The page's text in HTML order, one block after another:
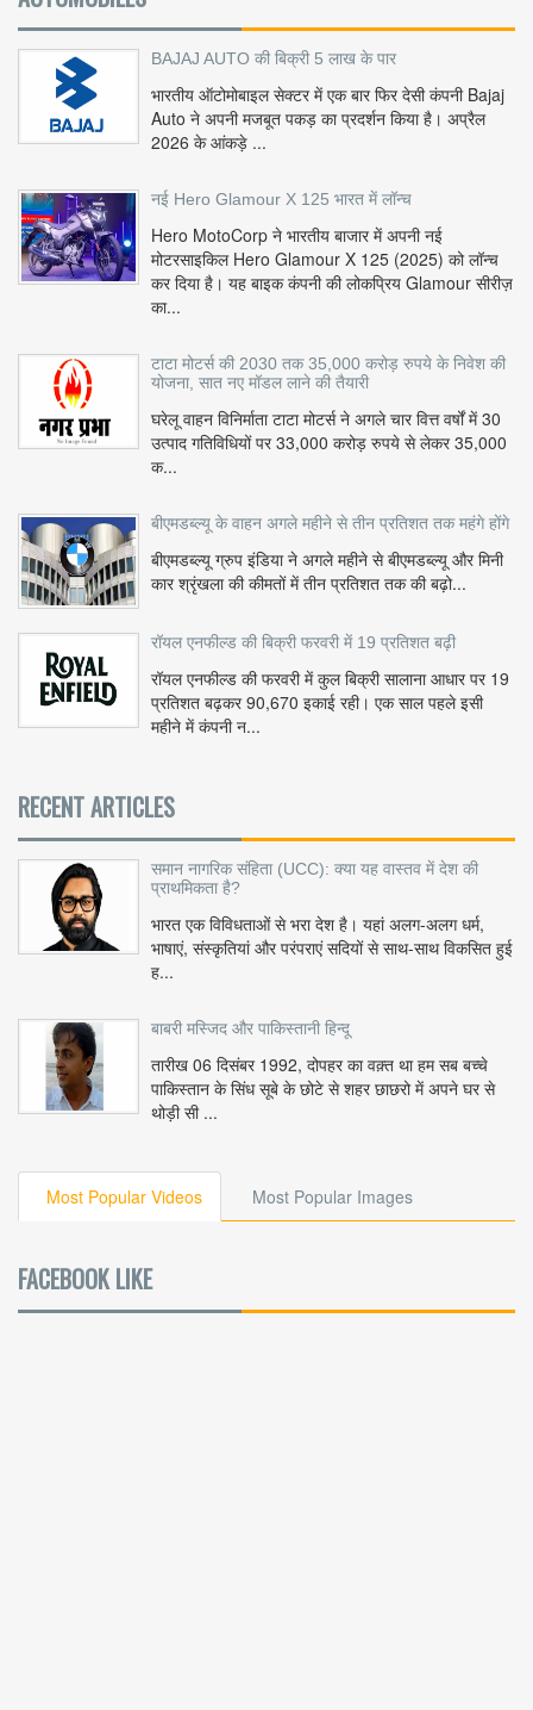
BAJAJ AUTO की बिक्री 5 लाख के पार
भारतीय ऑटोमोबाइल सेक्टर में एक बार फिर देसी कंपनी Bajaj
Auto ने अपनी मजबूत पकड़ का प्रदर्शन किया है। अप्रैल
2026 के आंकड़े ...
नई Hero Glamour X 125 भारत में लॉन्च
Hero MotoCorp ने भारतीय बाजार में अपनी नई
मोटरसाइकिल Hero Glamour X 125 (2025) को लॉन्च
कर दिया है। यह बाइक कंपनी की लोकप्रिय Glamour सीरीज़
का...
टाटा मोटर्स की 2030 तक 35,000 करोड़ रुपये के निवेश की
योजना, सात नए मॉडल लाने की तैयारी
घरेलू वाहन विनिर्माता टाटा मोटर्स ने अगले चार वित्त वर्षों में 30
उत्पाद गतिविधियों पर 33,000 करोड़ रुपये से लेकर 35,000
क...
बीएमडब्ल्यू के वाहन अगले महीने से तीन प्रतिशत तक महंगे होंगे
बीएमडब्ल्यू ग्रुप इंडिया ने अगले महीने से बीएमडब्ल्यू और मिनी
कार श्रृंखला की कीमतों में तीन प्रतिशत तक की बढ़ो...
रॉयल एनफील्ड की बिक्री फरवरी में 19 प्रतिशत बढ़ी
रॉयल एनफील्ड की फरवरी में कुल बिक्री सालाना आधार पर 19
प्रतिशत बढ़कर 90,670 इकाई रही। एक साल पहले इसी
महीने में कंपनी न...
RECENT ARTICLES
समान नागरिक संहिता (UCC): क्या यह वास्तव में देश की
प्राथमिकता है?
भारत एक विविधताओं से भरा देश है। यहां अलग-अलग धर्म,
भाषाएं, संस्कृतियां और परंपराएं सदियों से साथ-साथ विकसित हुई
ह...
बाबरी मस्जिद और पाकिस्तानी हिन्दू
तारीख 06 दिसंबर 1992, दोपहर का वक़्त था हम सब बच्चे
पाकिस्तान के सिंध सूबे के छोटे से शहर छाछरो में अपने घर से
थोड़ी सी ...
Most Popular Videos Most Popular Images
FACEBOOK LIKE